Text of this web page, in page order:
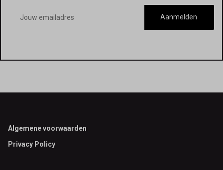
mailadres
Aanmelden
Footer
Algemene voorwaarden
Privacy Policy